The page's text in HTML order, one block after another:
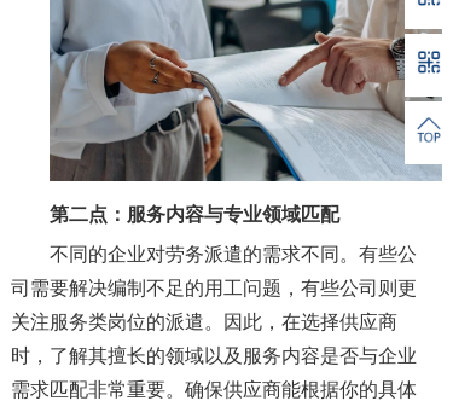
第二点：服务内容与专业领域匹配
不同的企业对劳务派遣的需求不同。有些公
司需要解决编制不足的用工问题，有些公司则更
关注服务类岗位的派遣。因此，在选择供应商
时，了解其擅长的领域以及服务内容是否与企业
需求匹配非常重要。确保供应商能根据你的具体